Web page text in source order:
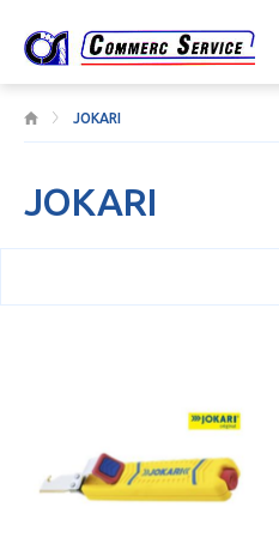
JOKARI
JOKARI